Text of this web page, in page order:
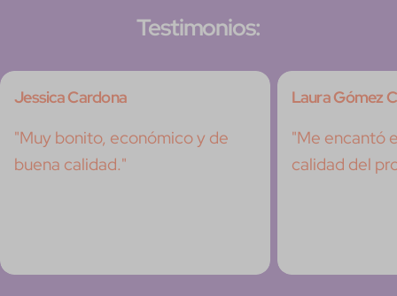
Testimonios:
Jessica Cardona
"Muy bonito, económico y de
buena calidad."
Laura Gómez
"Me encantó
calidad del